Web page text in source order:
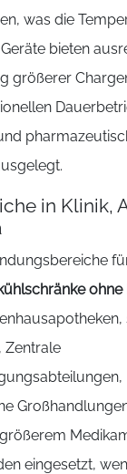
was die
bieten
größerer
in Klinik,
ohne
Zentrale
eingesetzt,